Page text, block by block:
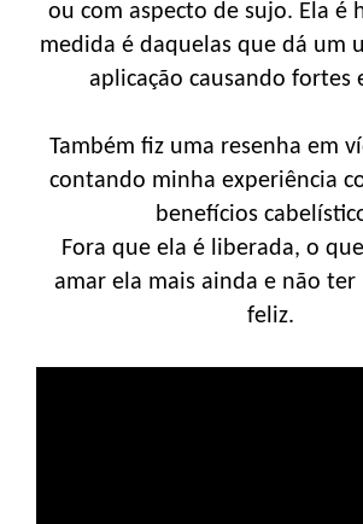
ou com aspecto de sujo. Ela é
medida é daquelas que dá um
aplicação causando fortes
Também fiz uma resenha em
contando minha experiência
benefícios
Fora que ela é liberada, o
amar ela mais ainda e não ter
feliz.